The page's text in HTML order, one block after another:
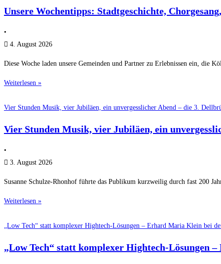
Unsere Wochentipps: Stadtgeschichte,
•
4. August 2026
Diese Woche laden unsere Gemeinden und Partner zu Erlebnissen ein, die
Weiterlesen »
Vier Stunden Musik, vier Jubiläen, ein unvergesslicher Abend – die 3.
Vier Stunden Musik, vier Jubiläen, ein
•
3. August 2026
Susanne Schulze-Rhonhof führte das Publikum kurzweilig durch fast 200
Weiterlesen »
„Low Tech“ statt komplexer Hightech-Lösungen – Erhard Maria Klein bei
„Low Tech“ statt komplexer Hightech-Lösungen